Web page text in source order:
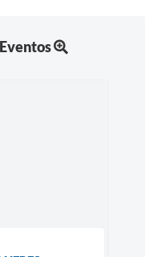
Eventos